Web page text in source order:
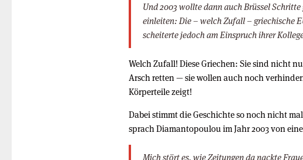
Und 2003 wollte dann auch Brüssel
einleiten: Die – welch Zufall – griechische
scheiterte jedoch am Einspruch ihrer
Welch Zufall! Diese Griechen: Sie sind nicht
Arsch retten — sie wollen auch noch
Körperteile zeigt!
Dabei stimmt die Geschichte so noch nicht
sprach Diamantopoulou im Jahr 2003 von
Mich stört es, wie Zeitungen da nackte